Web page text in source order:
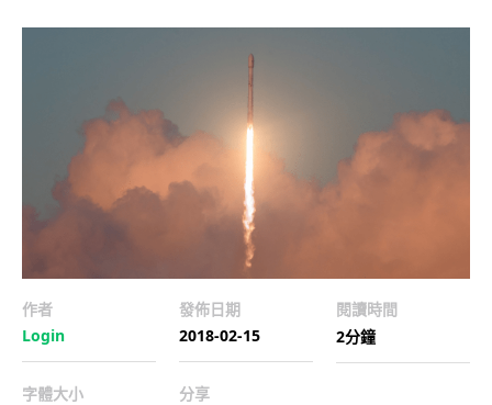
作者
Login
發佈日期
2018-02-15
閱讀時間
2分鐘
字體大小 分享